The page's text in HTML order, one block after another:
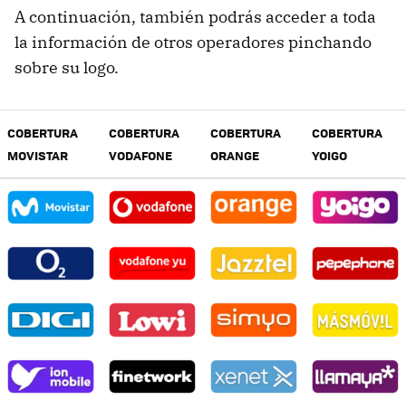
A continuación, también podrás acceder a toda
la información de otros operadores pinchando
sobre su logo.
COBERTURA
MOVISTAR
COBERTURA
VODAFONE
COBERTURA
ORANGE
COBERTURA
YOIGO